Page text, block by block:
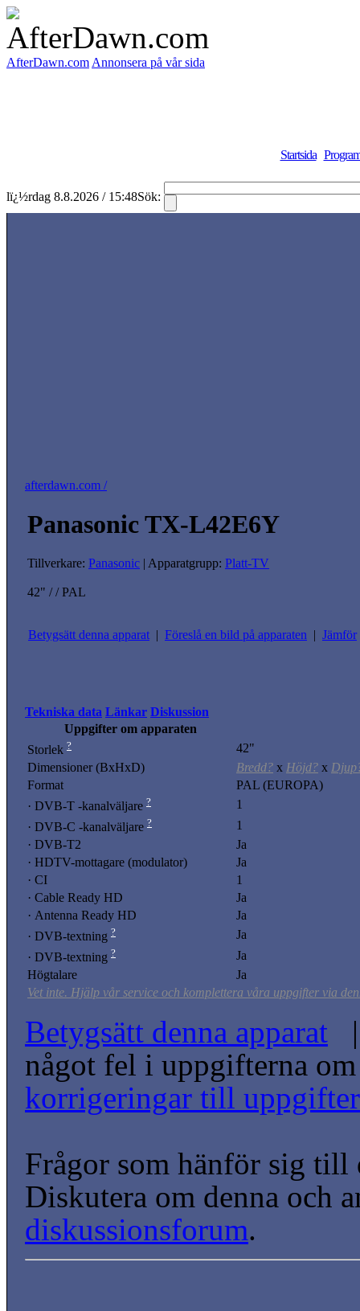
AfterDawn.com Annonsera på vår sida
Startsida
lï¿½rdag 8.8.2026 / 15:48Sök:
afterdawn.com /
Panasonic TX-L42E6Y
Tillverkare: Panasonic | Apparatgrupp: Platt-TV
42" / / PAL
Betygsätt denna apparat | Föreslå en bild på apparaten | Jämför
Tekniska data Länkar Diskussion
Uppgifter om apparaten
Storlek ?
42"
Dimensioner (BxHxD)
Bredd? x Höjd? x
Format
PAL (EUROPA)
· DVB-T -kanalväljare ?
1
· DVB-C -kanalväljare ?
1
· DVB-T2
Ja
· HDTV-mottagare (modulator)
Ja
· CI
1
· Cable Ready HD
Ja
· Antenna Ready HD
Ja
· DVB-textning ?
Ja
· DVB-textning ?
Ja
Högtalare
Ja
Vet inte. Hjälp vår service och komplettera våra uppgifter via
Betygsätt denna apparat |
något fel i uppgifterna
korrigeringar till
Frågor som hänför sig till
Diskutera om denna och
diskussionsforum.